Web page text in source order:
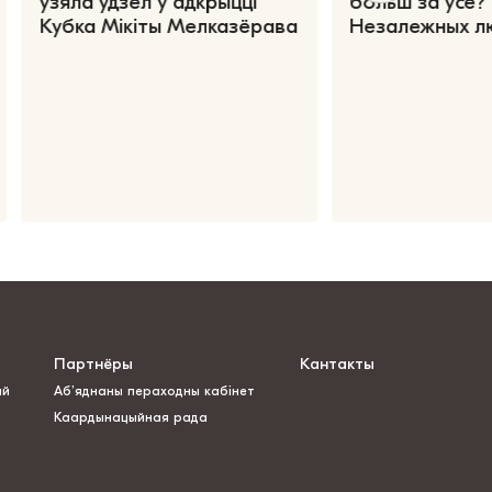
Кубка Мікіты Мелказёрава
Незалежных
Партнёры
Аб’яднаны пераходны кабінет
Каардынацыйная рада
Кантакты